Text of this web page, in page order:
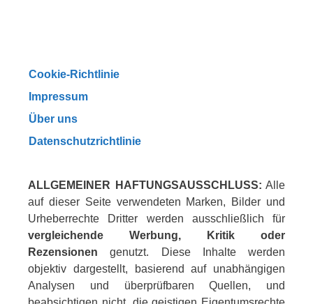
Cookie-Richtlinie
Impressum
Über uns
Datenschutzrichtlinie
ALLGEMEINER HAFTUNGSAUSSCHLUSS: Alle
auf dieser Seite verwendeten Marken, Bilder und
Urheberrechte Dritter werden ausschließlich für
vergleichende Werbung, Kritik oder
Rezensionen genutzt. Diese Inhalte werden
objektiv dargestellt, basierend auf unabhängigen
Analysen und überprüfbaren Quellen, und